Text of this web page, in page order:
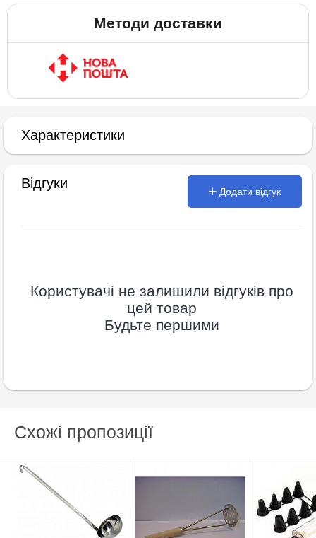
Методи доставки
Характеристики
Відгуки
Додати відгук
Користувачі не залишили відгуків про
цей товар
Будьте першими
Схожі пропозиції